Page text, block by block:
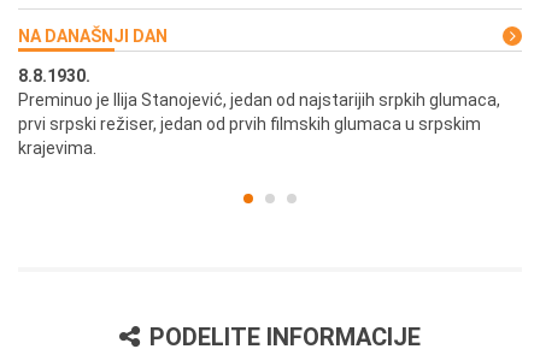
NA DANAŠNJI DAN
8.8.1930.
Preminuo je Ilija Stanojević, jedan od najstarijih srpkih glumaca,
prvi srpski režiser, jedan od prvih filmskih glumaca u srpskim
krajevima.
PODELITE INFORMACIJE